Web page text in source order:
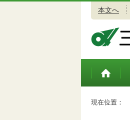
本文へ
トップペ
現在位置：